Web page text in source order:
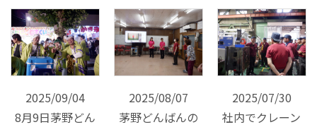
2025/09/04
8月9日茅野どん
2025/08/07
茅野どんばんの
2025/07/30
社内でクレーン